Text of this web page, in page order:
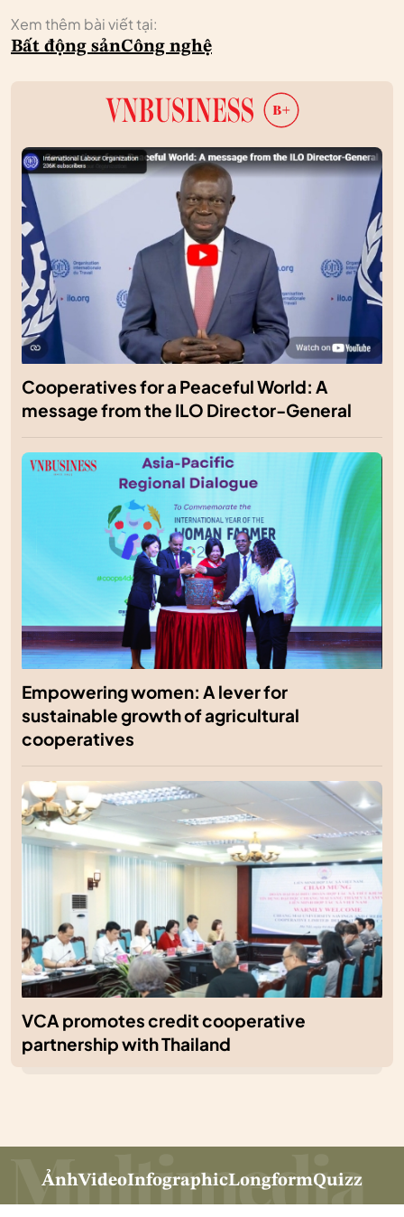
Xem thêm bài viết tại:
Bất động sảnCông nghệ
Cooperatives for a Peaceful World: A
message from the ILO Director-General
Empowering women: A lever for
sustainable growth of agricultural
cooperatives
VCA promotes credit cooperative
partnership with Thailand
ẢnhVideoInfographicLongformQuizz